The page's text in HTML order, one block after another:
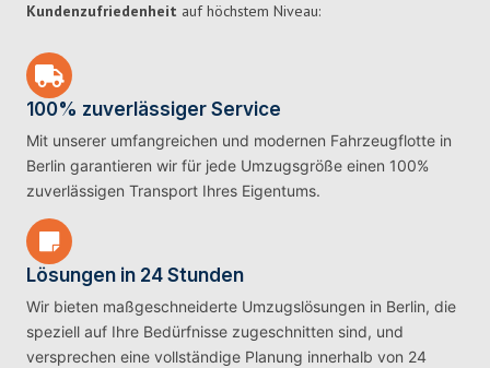
Kundenzufriedenheit auf höchstem Niveau:
100% zuverlässiger Service
Mit unserer umfangreichen und modernen Fahrzeugflotte in
Berlin garantieren wir für jede Umzugsgröße einen 100%
zuverlässigen Transport Ihres Eigentums.
Lösungen in 24 Stunden
Wir bieten maßgeschneiderte Umzugslösungen in Berlin, die
speziell auf Ihre Bedürfnisse zugeschnitten sind, und
versprechen eine vollständige Planung innerhalb von 24